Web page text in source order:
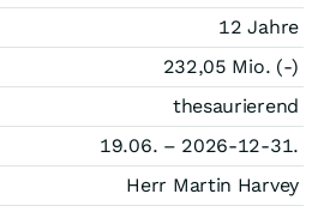
12 Jahre
232,05 Mio. (-)
thesaurierend
19.06. – 2026-12-31.
Herr Martin Harvey